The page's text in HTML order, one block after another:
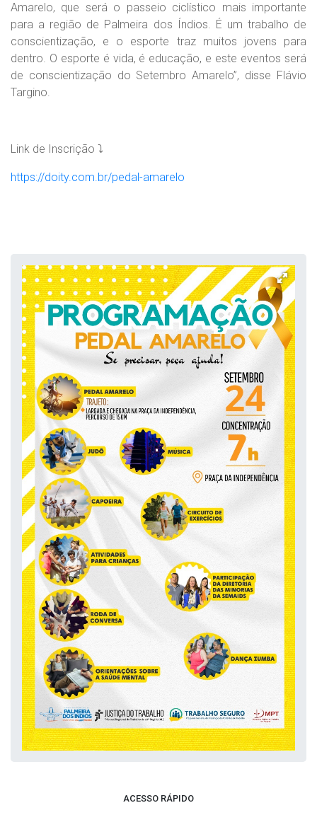
Amarelo, que será o passeio ciclístico mais importante
para a região de Palmeira dos Índios. É um trabalho de
conscientização, e o esporte traz muitos jovens para
dentro. O esporte é vida, é educação, e este eventos será
de conscientização do Setembro Amarelo”, disse Flávio
Targino.
Link de Inscrição ⤵️
https://doity.com.br/pedal-amarelo
ACESSO RÁPIDO